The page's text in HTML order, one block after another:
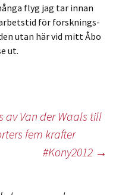
flyg jag tar innan
för forsknings-
utan här vid mitt Åbo
ut.
av Van der Waals till
fem krafter
#Kony2012 →